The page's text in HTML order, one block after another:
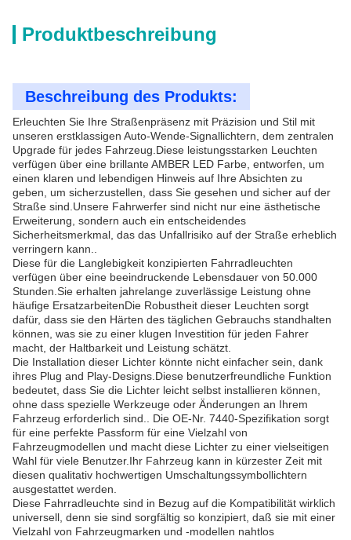
Produktbeschreibung
Beschreibung des Produkts:
Erleuchten Sie Ihre Straßenpräsenz mit Präzision und Stil mit
unseren erstklassigen Auto-Wende-Signallichtern, dem zentralen
Upgrade für jedes Fahrzeug.Diese leistungsstarken Leuchten
verfügen über eine brillante AMBER LED Farbe, entworfen, um
einen klaren und lebendigen Hinweis auf Ihre Absichten zu
geben, um sicherzustellen, dass Sie gesehen und sicher auf der
Straße sind.Unsere Fahrwerfer sind nicht nur eine ästhetische
Erweiterung, sondern auch ein entscheidendes
Sicherheitsmerkmal, das das Unfallrisiko auf der Straße erheblich
verringern kann..
Diese für die Langlebigkeit konzipierten Fahrradleuchten
verfügen über eine beeindruckende Lebensdauer von 50.000
Stunden.Sie erhalten jahrelange zuverlässige Leistung ohne
häufige ErsatzarbeitenDie Robustheit dieser Leuchten sorgt
dafür, dass sie den Härten des täglichen Gebrauchs standhalten
können, was sie zu einer klugen Investition für jeden Fahrer
macht, der Haltbarkeit und Leistung schätzt.
Die Installation dieser Lichter könnte nicht einfacher sein, dank
ihres Plug and Play-Designs.Diese benutzerfreundliche Funktion
bedeutet, dass Sie die Lichter leicht selbst installieren können,
ohne dass spezielle Werkzeuge oder Änderungen an Ihrem
Fahrzeug erforderlich sind.. Die OE-Nr. 7440-Spezifikation sorgt
für eine perfekte Passform für eine Vielzahl von
Fahrzeugmodellen und macht diese Lichter zu einer vielseitigen
Wahl für viele Benutzer.Ihr Fahrzeug kann in kürzester Zeit mit
diesen qualitativ hochwertigen Umschaltungssymbollichtern
ausgestattet werden.
Diese Fahrradleuchte sind in Bezug auf die Kompatibilität wirklich
universell, denn sie sind sorgfältig so konzipiert, daß sie mit einer
Vielzahl von Fahrzeugmarken und -modellen nahtlos